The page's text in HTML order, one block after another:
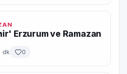
Erzurum ve Ramazan
dk 0